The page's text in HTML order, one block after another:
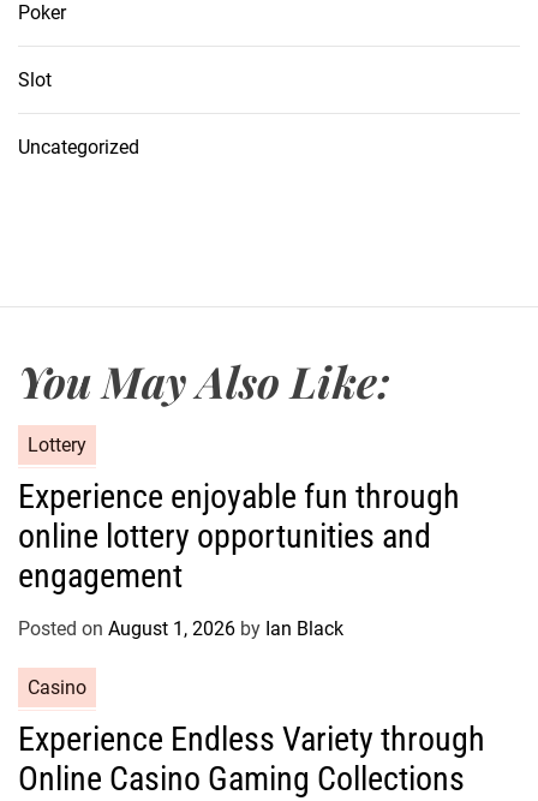
Poker
Slot
Uncategorized
You May Also Like:
a
e
o
r
s
Lottery
Experience enjoyable fun through
online lottery opportunities and
engagement
Posted on August 1, 2026 by Ian Black
a
e
Casino
Experience Endless Variety through
Online Casino Gaming Collections